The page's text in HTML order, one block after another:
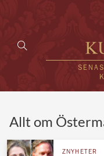
Allt om
ZNYHETER